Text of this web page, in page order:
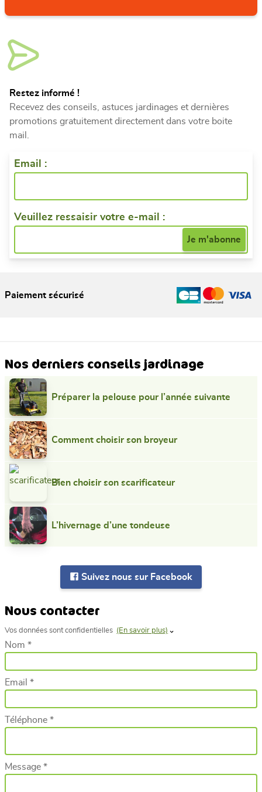
Restez informé !
Recevez des conseils, astuces jardinages et dernières
promotions gratuitement directement dans votre boite
mail.
Email :
Veuillez ressaisir votre e-mail :
Paiement sécurisé
Nos derniers conseils jardinage
Préparer la pelouse pour l’année suivante
Comment choisir son broyeur
Bien choisir son scarificateur
L’hivernage d’une tondeuse
Suivez nous sur Facebook
Nous contacter
Vos données sont confidentielles (En savoir plus)
Nom *
Email *
Téléphone *
Message *